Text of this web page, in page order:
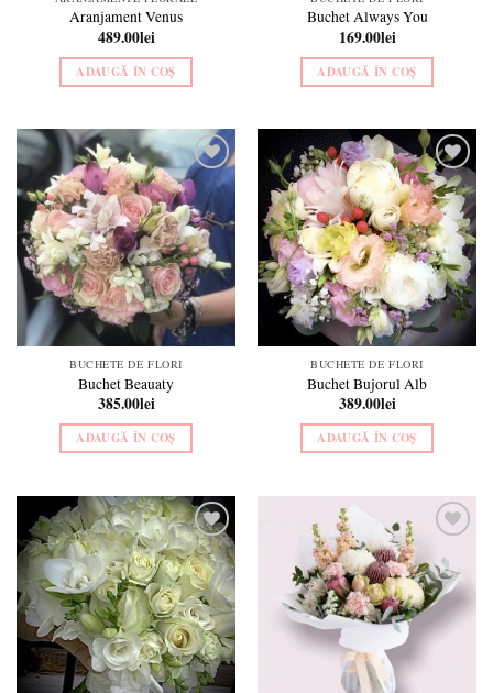
Aranjament Venus
489.00lei
ADAUGĂ ÎN COȘ
Buchet Always You
169.00lei
ADAUGĂ ÎN COȘ
Add to
wishlist
BUCHETE DE FLORI
Buchet Beauaty
385.00lei
ADAUGĂ ÎN COȘ
Add to
wishlist
BUCHETE DE FLORI
Buchet Bujorul Alb
389.00lei
ADAUGĂ ÎN COȘ
Add to
wishlist
wishlist